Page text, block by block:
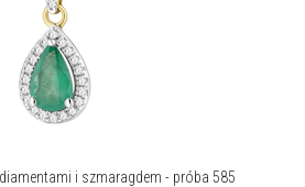
i szmaragdem - próba 585